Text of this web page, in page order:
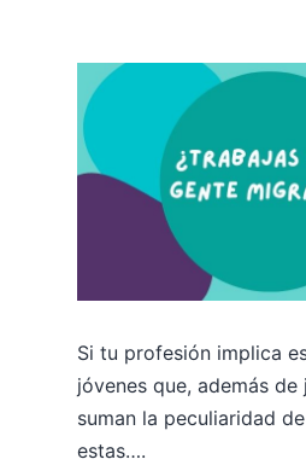
Si tu profesión implica
jóvenes que, además
suman la peculiaridad
estas….